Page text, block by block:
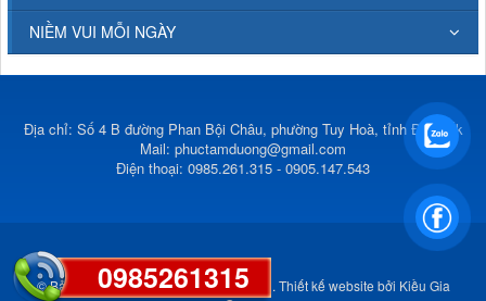
0985261315
NIỀM VUI MỖI NGÀY
Địa chỉ: Số 4 B đường Phan Bội Châu, phường Tuy Hoà, tỉnh Đắk Lắk
Mail: phuctamduong@gmail.com
Điện thoại: 0985.261.315 - 0905.147.543
© Bản quyền thuộc vềPhúc Tâm Đường . Thiết kế website bởi Kiều Gia